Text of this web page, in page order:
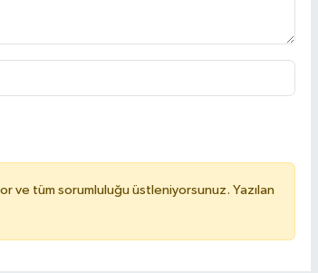
ve tüm sorumluluğu üstleniyorsunuz. Yazılan